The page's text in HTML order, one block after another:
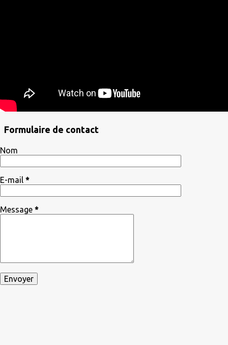
Formulaire de contact
Nom
E-mail *
Message *